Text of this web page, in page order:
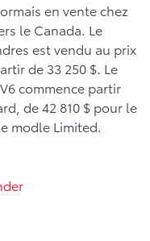
en vente chez
le Canada. Le
est vendu au prix
de 33 250 $. Le
commence partir
de 42 810 $ pour le
modle Limited.